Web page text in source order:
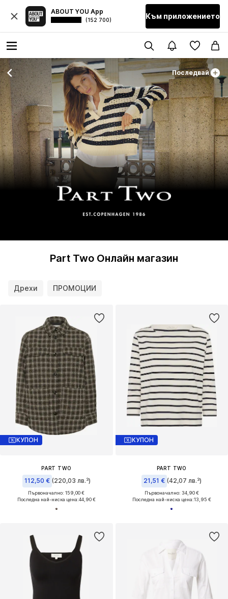
ABOUT YOU App
(152 700) Към приложението
Последвай
Part Two Онлайн магазин
Дрехи ПРОМОЦИИ
КУПОН
PART TWO
112,50 € (220,03 лв.³)
Първоначално: 159,00 €
Последна най-ниска цена:44,90 €
КУПОН
PART TWO
21,51 € (42,07 лв.³)
Първоначално: 34,90 €
Последна най-ниска цена:13,95 €